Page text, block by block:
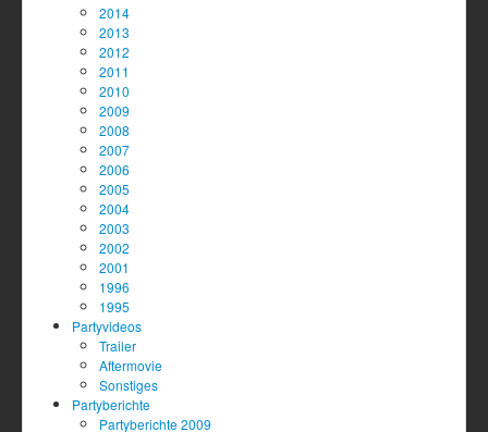
2014
2013
2012
2011
2010
2009
2008
2007
2006
2005
2004
2003
2002
2001
1996
1995
Partyvideos
Trailer
Aftermovie
Sonstiges
Partyberichte
Partyberichte 2009